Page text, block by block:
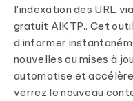
l'indexation des URL
gratuit AIKTP.. Cet
d'informer
nouvelles ou mises à
automatise et
verrez le nouveau